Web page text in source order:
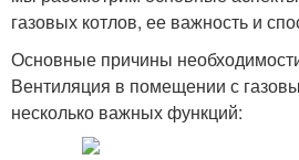
газовых котлов, ее важность и
Основные причины
Вентиляция в помещении с
несколько важных функций: